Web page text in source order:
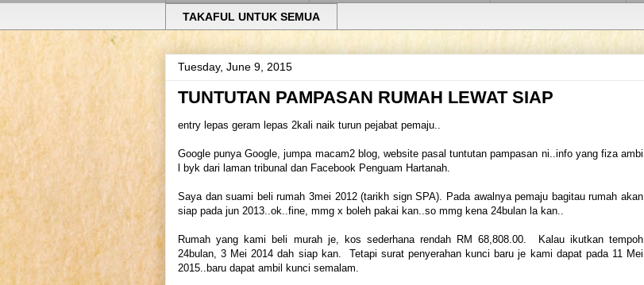
TAKAFUL UNTUK SEMUA
Tuesday, June 9, 2015
TUNTUTAN PAMPASAN RUMAH LEWAT SIAP
entry lepas geram lepas 2kali naik turun pejabat pemaju..
Google punya Google, jumpa macam2 blog, website pasal tuntutan pampasan ni..info yang fiza ambi
l byk dari laman tribunal dan Facebook Penguam Hartanah.
Saya dan suami beli rumah 3mei 2012 (tarikh sign SPA). Pada awalnya pemaju bagitau rumah akan
siap pada jun 2013..ok..fine, mmg x boleh pakai kan..so mmg kena 24bulan la kan..
Rumah yang kami beli murah je, kos sederhana rendah RM 68,808.00. Kalau ikutkan tempoh
24bulan, 3 Mei 2014 dah siap kan. Tetapi surat penyerahan kunci baru je kami dapat pada 11 Mei
2015..baru dapat ambil kunci semalam.